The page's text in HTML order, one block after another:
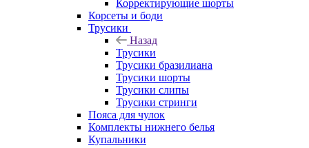
Корректирующие шорты
Корсеты и боди
Трусики
Назад
Трусики
Трусики бразилиана
Трусики шорты
Трусики слипы
Трусики стринги
Пояса для чулок
Комплекты нижнего белья
Купальники